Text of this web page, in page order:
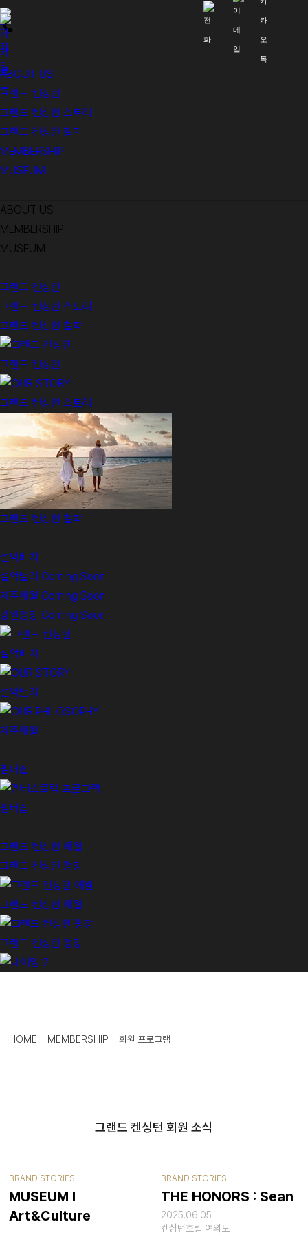
ABOUT US
그랜드 켄싱턴
그랜드 켄싱턴 스토리
그랜드 켄싱턴 철학
MEMBERSHIP
MUSEUM
ABOUT US
MEMBERSHIP
MUSEUM
그랜드 켄싱턴
그랜드 켄싱턴 스토리
그랜드 켄싱턴 철학
그랜드 켄싱턴
그랜드 켄싱턴 스토리
그랜드 켄싱턴 철학
설악비치
설악밸리 Coming Soon
제주애월 Coming Soon
강원평창 Coming Soon
설악비치
설악밸리
제주애월
멤버쉽
멤버쉽
그랜드 켄싱턴 애월
그랜드 켄싱턴 평창
그랜드 켄싱턴 애월
그랜드 켄싱턴 평창
HOME MEMBERSHIP 회원 프로그램
그랜드 켄싱턴 회원 소식
BRAND STORIES
MUSEUM I
Art&Culture
BRAND STORIES
THE HONORS : Sean
2025.06.05
켄싱턴호텔 여의도